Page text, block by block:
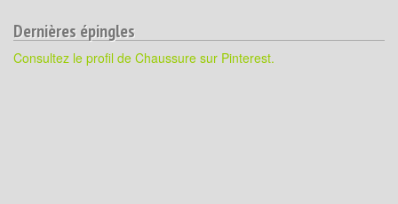
Dernières épingles
Consultez le profil de Chaussure sur Pinterest.